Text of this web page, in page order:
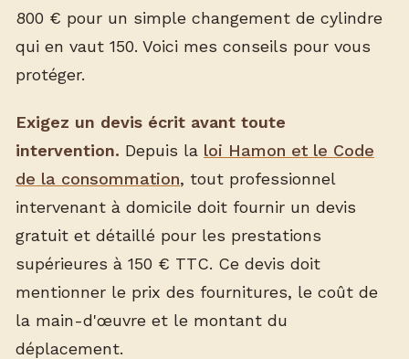
800 € pour un simple changement de cylindre
qui en vaut 150. Voici mes conseils pour vous
protéger.
Exigez un devis écrit avant toute
intervention. Depuis la loi Hamon et le Code
de la consommation, tout professionnel
intervenant à domicile doit fournir un devis
gratuit et détaillé pour les prestations
supérieures à 150 € TTC. Ce devis doit
mentionner le prix des fournitures, le coût de
la main-d'œuvre et le montant du
déplacement.